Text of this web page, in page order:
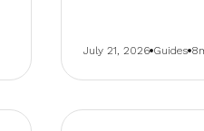
July 21, 2026 Guides